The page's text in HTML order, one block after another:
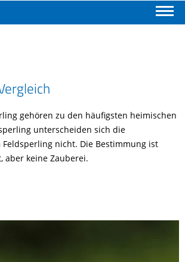
gehören zu den häufigsten heimischen
unterscheiden sich die
Feldsperling nicht. Die Bestimmung ist
aber keine Zauberei.